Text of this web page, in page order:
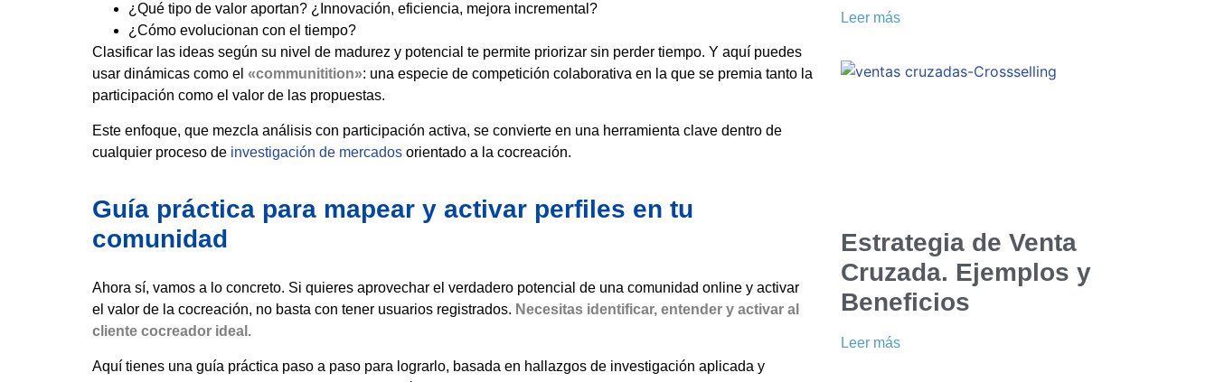
¿Qué tipo de valor aportan? ¿Innovación, eficiencia, mejora incremental?
¿Cómo evolucionan con el tiempo?
Clasificar las ideas según su nivel de madurez y potencial te permite priorizar sin perder tiempo. Y aquí puedes
usar dinámicas como el «communitition»: una especie de competición colaborativa en la que se premia tanto la
participación como el valor de las propuestas.
Este enfoque, que mezcla análisis con participación activa, se convierte en una herramienta clave dentro de
cualquier proceso de investigación de mercados orientado a la cocreación.
Guía práctica para mapear y activar perfiles en tu
comunidad
Ahora sí, vamos a lo concreto. Si quieres aprovechar el verdadero potencial de una comunidad online y activar
el valor de la cocreación, no basta con tener usuarios registrados. Necesitas identificar, entender y activar al
cliente cocreador ideal.
Aquí tienes una guía práctica paso a paso para lograrlo, basada en hallazgos de investigación aplicada y
Leer más
Estrategia de Venta
Cruzada. Ejemplos y
Beneficios
Leer más